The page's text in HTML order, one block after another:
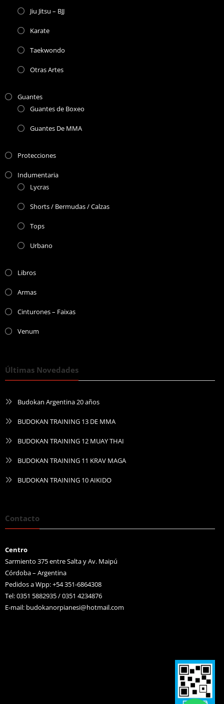
Jiu Jitsu – BJJ
Karate
Taekwondo
Otras Artes
Guantes
Guantes de Boxeo
Guantes De MMA
Protecciones
Indumentaria
Lycras
Shorts / Bermudas / Calzas
Tops
Urbano
Libros
Armas
Cinturones – Faixas
Venum
Últimas Novedades
Budokan Argentina 20 años
BUDOKAN TRAINING 13 DE MMA
BUDOKAN TRAINING 12 MUAY THAI
BUDOKAN TRAINING 11 KRAV MAGA
BUDOKAN TRAINING 10 AIKIDO
Contacto
Centro
Sarmiento 375 entre Salta y Av. Maipú
Córdoba – Argentina
Pedidos a Wpp: +54 351-6864308
Tel: 0351 5882935 / 0351 4234876
E-mail: budokanorpianesi@hotmail.com